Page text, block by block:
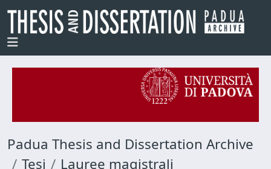
Padua Thesis and Dissertation Archive
Tesi
Lauree magistrali